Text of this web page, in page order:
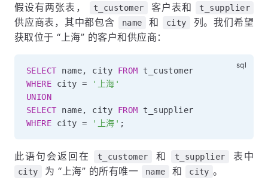
假设有两张表， t_customer 客户表和 t_supplier
供应商表，其中都包含 name 和 city
列。我们希望
获取位于 “上海” 的客户和供应商：
SELECT name, city FROM
WHERE city =
'上海'
UNION
SELECT name, city FROM
WHERE city = '上海' ;
此语句会返回在 t_customer 和 t_supplier 表中
city 为 “上海” 的所有唯一 name 和 city 。